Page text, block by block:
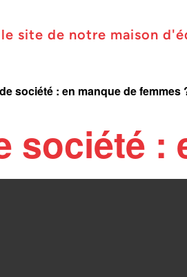
le site de notre maison
société : en manque de femmes
société :